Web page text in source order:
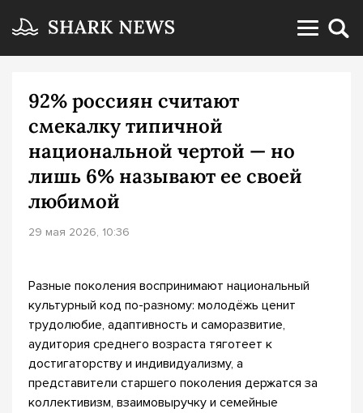
92% россиян считают
смекалку типичной
национальной чертой — но
лишь 6% называют ее своей
любимой
29 мая 2026, 10:36
Разные поколения воспринимают национальный
культурный код по-разному: молодёжь ценит
трудолюбие, адаптивность и саморазвитие,
аудитория среднего возраста тяготеет к
достигаторству и индивидуализму, а
представители старшего поколения держатся за
коллективизм, взаимовыручку и семейные